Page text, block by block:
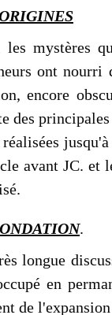
les mystères
ont nourri
encore
des
avant JC. et
.
longue
en
de